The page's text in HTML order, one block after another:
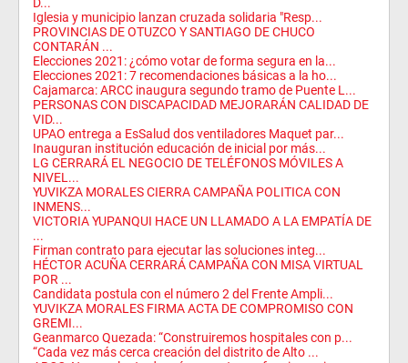
Iglesia y municipio lanzan cruzada solidaria "Resp...
PROVINCIAS DE OTUZCO Y SANTIAGO DE CHUCO
CONTARÁN ...
Elecciones 2021: ¿cómo votar de forma segura en la...
Elecciones 2021: 7 recomendaciones básicas a la ho...
Cajamarca: ARCC inaugura segundo tramo de Puente L...
PERSONAS CON DISCAPACIDAD MEJORARÁN CALIDAD DE
VID...
UPAO entrega a EsSalud dos ventiladores Maquet par...
Inauguran institución educación de inicial por más...
LG CERRARÁ EL NEGOCIO DE TELÉFONOS MÓVILES A
NIVEL...
YUVIKZA MORALES CIERRA CAMPAÑA POLITICA CON
INMENS...
VICTORIA YUPANQUI HACE UN LLAMADO A LA EMPATÍA DE
...
Firman contrato para ejecutar las soluciones integ...
HÉCTOR ACUÑA CERRARÁ CAMPAÑA CON MISA VIRTUAL
POR ...
Candidata postula con el número 2 del Frente Ampli...
YUVIKZA MORALES FIRMA ACTA DE COMPROMISO CON
GREMI...
Geanmarco Quezada: “Construiremos hospitales con p...
“Cada vez más cerca creación del distrito de Alto ...